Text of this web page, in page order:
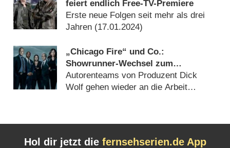
feiert endlich Free-TV-Premiere
Erste neue Folgen seit mehr als drei
Jahren (17.01.2024)
„Chicago Fire“ und Co.:
Showrunner-Wechsel zum
Streikende
Autorenteams von Produzent Dick
Wolf gehen wieder an die Arbeit
Hol dir jetzt die fernsehserien.de App